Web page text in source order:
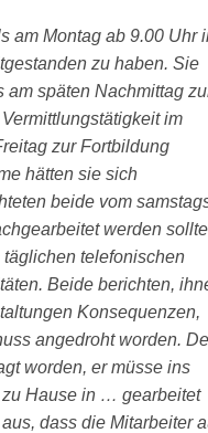
am Montag ab 9.00 Uhr
zu haben. Sie
späten Nachmittag
im
zur Fortbildung
hätten sie sich
beide vom
werden
telefonischen
Beide berichten,
Konsequenzen,
angedroht worden.
worden, er müsse ins
Hause in … gearbeitet
dass die Mitarbeiter